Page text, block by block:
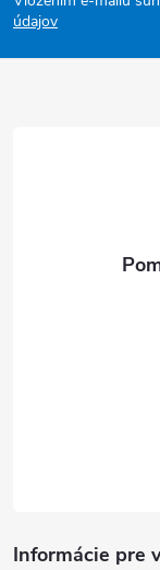
púdajov
Informácie pre